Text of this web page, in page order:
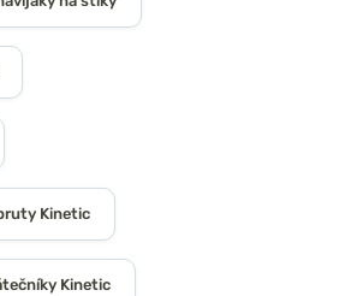
Kinetic
Kinetic